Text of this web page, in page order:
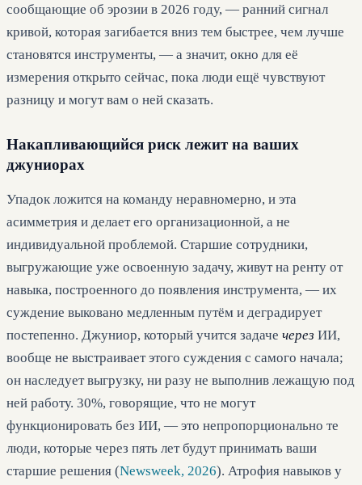
сообщающие об эрозии в 2026 году, — ранний сигнал
кривой, которая загибается вниз тем быстрее, чем лучше
становятся инструменты, — а значит, окно для её
измерения открыто сейчас, пока люди ещё чувствуют
разницу и могут вам о ней сказать.
Накапливающийся риск лежит на ваших
джуниорах
Упадок ложится на команду неравномерно, и эта
асимметрия и делает его организационной, а не
индивидуальной проблемой. Старшие сотрудники,
выгружающие уже освоенную задачу, живут на ренту от
навыка, построенного до появления инструмента, — их
суждение выковано медленным путём и деградирует
постепенно. Джуниор, который учится задаче через ИИ,
вообще не выстраивает этого суждения с самого начала;
он наследует выгрузку, ни разу не выполнив лежащую под
ней работу. 30%, говорящие, что не могут
функционировать без ИИ, — это непропорционально те
люди, которые через пять лет будут принимать ваши
старшие решения (Newsweek, 2026). Атрофия навыков у